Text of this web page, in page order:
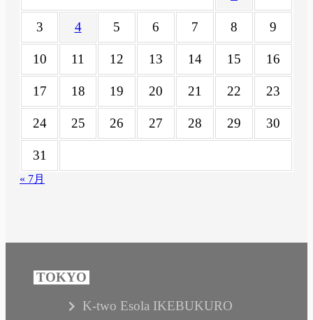
3 4 5 6 7 8 9
10 11 12 13 14 15 16
17 18 19 20 21 22 23
24 25 26 27 28 29 30
31
« 7月
K-two Esola IKEBUKURO